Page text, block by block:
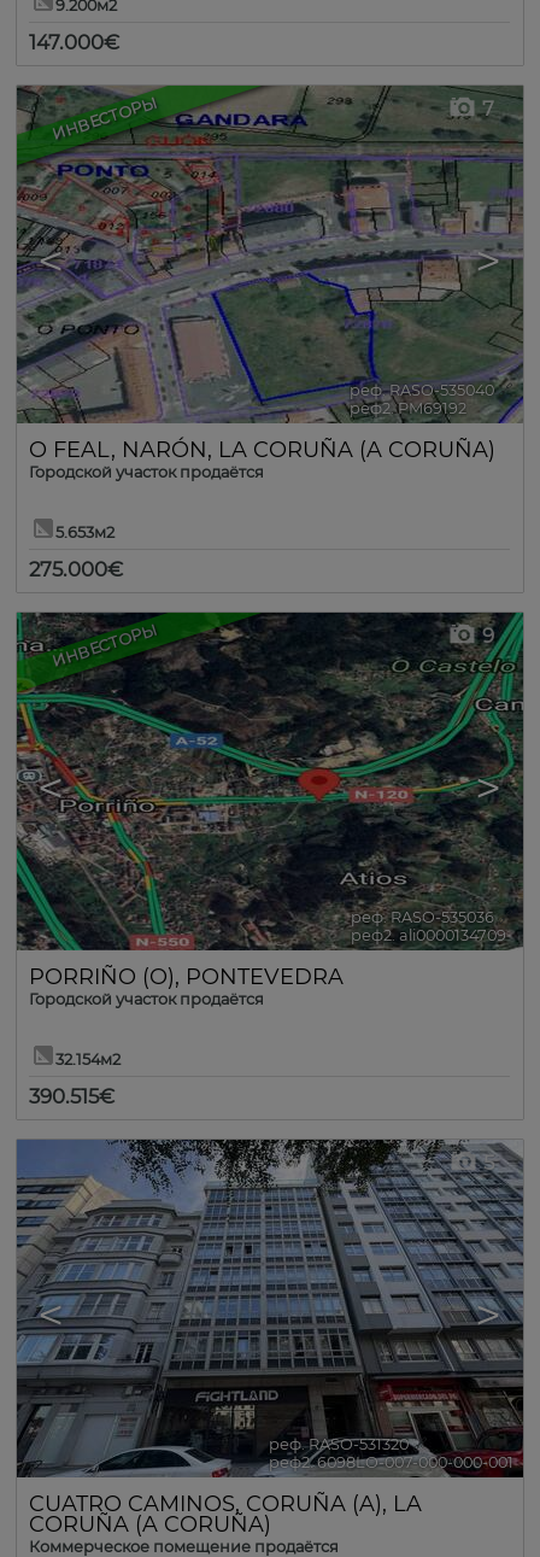
9.200м2
147.000€
ИНВЕСТОРЫ
< >
7
реф. RASO-535040 🔗
реф2. PM69192
O FEAL , NARÓN, LA CORUÑA (A CORUÑA)
Городской участок продаётся
5.653м2
275.000€
ИНВЕСТОРЫ
< >
9
реф. RASO-535036 🔗
реф2. ali0000134709
PORRIÑO (O), PONTEVEDRA
Городской участок продаётся
32.154м2
390.515€
< >
5
реф. RASO-531320 🔗
реф2. 6098LO-007-000-000-001
CUATRO CAMINOS, CORUÑA (A), LA
CORUÑA (A CORUÑA)
Коммерческое помещение продаётся